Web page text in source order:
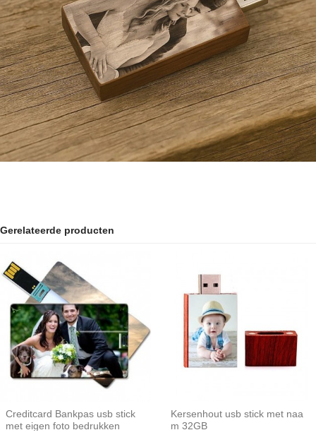
Gerelateerde producten
Creditcard Bankpas usb stick
met eigen foto bedrukken
Kersenhout usb stick met naa
m 32GB